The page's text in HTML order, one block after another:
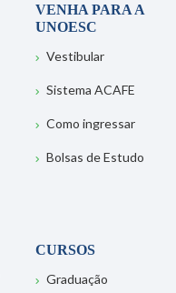
VENHA PARA A
UNOESC
Vestibular
Sistema ACAFE
Como ingressar
Bolsas de Estudo
CURSOS
Graduação